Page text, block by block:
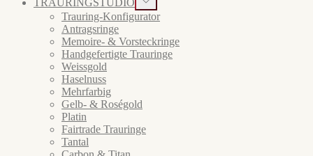
TRAURINGSTUDIO
sub
menu
Trauring-Konfigurator
Antragsringe
Memoire- & Vorsteckringe
Handgefertigte Trauringe
Weissgold
Haselnuss
Mehrfarbig
Gelb- & Roségold
Platin
Fairtrade Trauringe
Tantal